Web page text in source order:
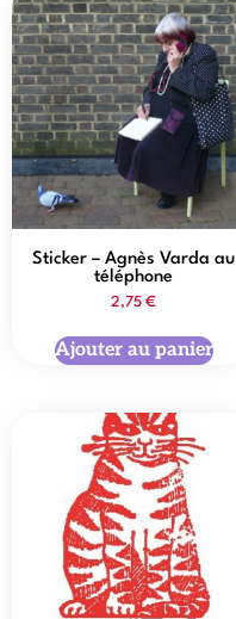
Sticker – Agnès Varda au
téléphone
2,75 €
Ajouter au panier